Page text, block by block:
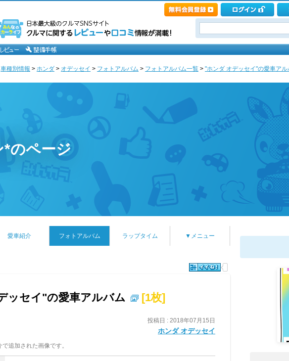
車種別情報 > ホンダ > オデッセイ > フォトアルバム > フォトアルバム一覧 > "ホンダ オデッセイ"の愛車ア
のページ
愛車紹介 フォトアルバム ラップタイム ▼メニュー
ッセイ"の愛車アルバム [1枚]
投稿日 : 2018年07月15日
ホンダ オデッセイ
追加された画像です。